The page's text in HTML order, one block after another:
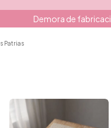
Demora de
Patrias